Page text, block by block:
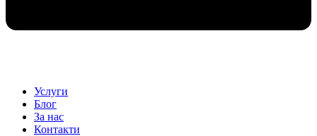
Услуги
Блог
За нас
Контакти